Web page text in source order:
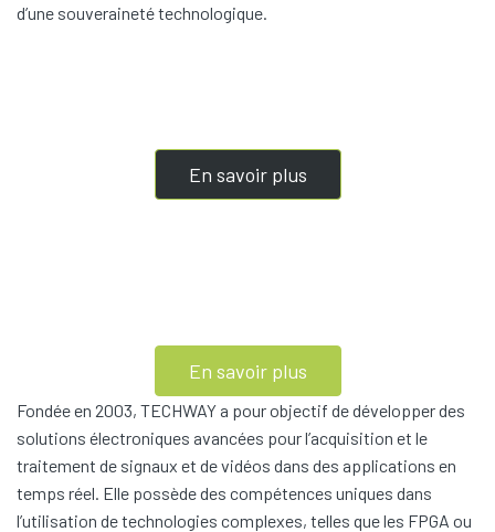
d’une souveraineté technologique.
En savoir plus
En savoir plus
Fondée en 2003, TECHWAY a pour objectif de développer des
solutions électroniques avancées pour l’acquisition et le
traitement de signaux et de vidéos dans des applications en
temps réel. Elle possède des compétences uniques dans
l’utilisation de technologies complexes, telles que les FPGA ou